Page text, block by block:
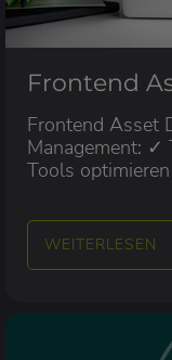
Frontend
Frontend Asset
Management: ✓
Tools
WEITERLESEN